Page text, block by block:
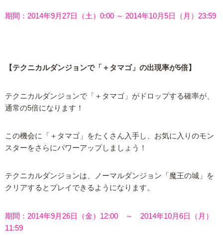
期間：2014年9月27日（土）0:00 ～ 2014年10月5日（月）23:59
【テクニカルダンジョンで「＋タマゴ」の出現率が5倍】
テクニカルダンジョンで「＋タマゴ」がドロップする確率が、
通常の5倍になります！
この機会に「＋タマゴ」をたくさん入手し、お気に入りのモン
スターをさらにパワーアップしましょう！
テクニカルダンジョンは、ノーマルダンジョン「魔王の城」を
クリアするとプレイできるようになります。
期間：2014年9月26日（金）12:00 ～ 2014年10月6日（月）
11:59